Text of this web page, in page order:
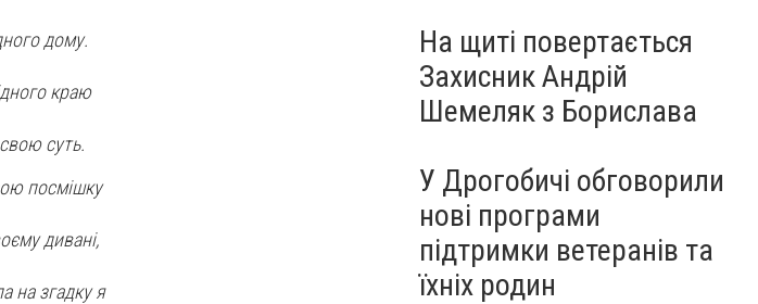
дому.
краю
суть.
посмішку
дивані,
на згадку я
На щиті повертається
Захисник Андрій
Шемеляк з Борислава
У Дрогобичі обговорили
нові програми
підтримки ветеранів та
їхніх родин